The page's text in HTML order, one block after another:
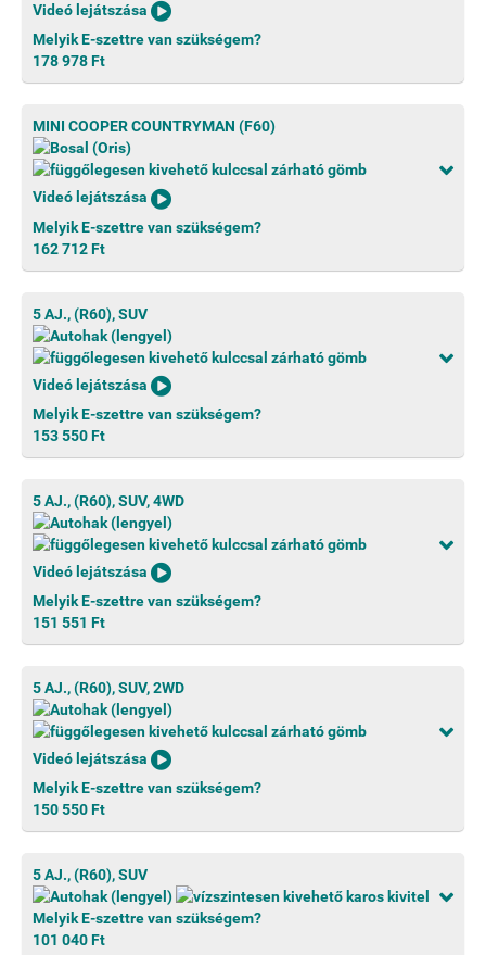
Videó lejátszása
Melyik E-szettre van szükségem?
178 978 Ft
MINI COOPER COUNTRYMAN (F60)
Videó lejátszása
Melyik E-szettre van szükségem?
162 712 Ft
5 AJ., (R60), SUV
Videó lejátszása
Melyik E-szettre van szükségem?
153 550 Ft
5 AJ., (R60), SUV, 4WD
Videó lejátszása
Melyik E-szettre van szükségem?
151 551 Ft
5 AJ., (R60), SUV, 2WD
Videó lejátszása
Melyik E-szettre van szükségem?
150 550 Ft
5 AJ., (R60), SUV
Melyik E-szettre van szükségem?
101 040 Ft